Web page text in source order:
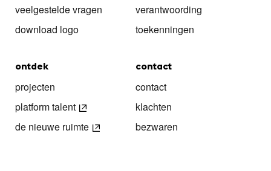
veelgestelde vragen
download logo
verantwoording
toekenningen
ontdek
projecten
platform talent
de nieuwe ruimte
contact
contact
klachten
bezwaren